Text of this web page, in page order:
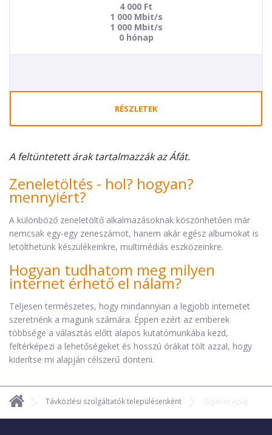
4 000 Ft
1 000 Mbit/s
1 000 Mbit/s
0 hónap
RÉSZLETEK
A feltüntetett árak tartalmazzák az Áfát.
Zeneletöltés - hol? hogyan?
mennyiért?
A különböző zeneletöltő alkalmazásoknak köszönhetően már
nemcsak egy-egy zeneszámot, hanem akár egész albumokat is
letölthetünk készülékeinkre, multimédiás eszközeinkre.
Hogyan tudhatom meg milyen
internet érhető el nálam?
Teljesen természetes, hogy mindannyian a legjobb internetet
szeretnénk a magunk számára. Éppen ezért az emberek
többsége a választás előtt alapos kutatómunkába kezd,
feltérképezi a lehetőségeket és hosszú órákat tölt azzal, hogy
kiderítse mi alapján célszerű dönteni.
Távközlési szolgáltatók településenként Giganet Apaj